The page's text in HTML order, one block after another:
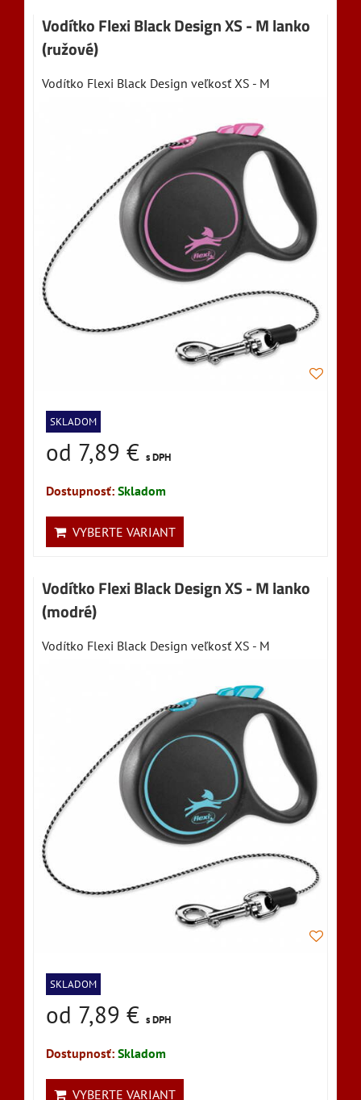
Vodítko Flexi Black Design XS - M lanko
(ružové)
Vodítko Flexi Black Design veľkosť XS - M
SKLADOM
od 7,89 € s DPH
Dostupnosť: Skladom
VYBERTE VARIANT
Vodítko Flexi Black Design XS - M lanko
(modré)
Vodítko Flexi Black Design veľkosť XS - M
SKLADOM
od 7,89 € s DPH
Dostupnosť: Skladom
VYBERTE VARIANT